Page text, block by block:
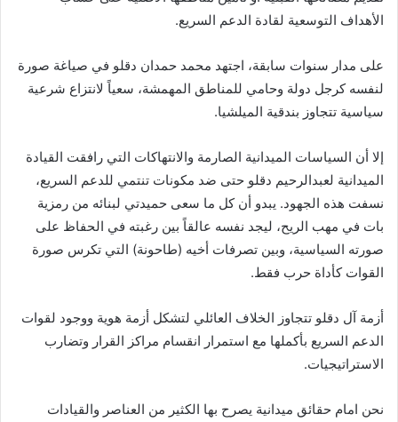
الأهداف التوسعية لقادة الدعم السريع.
على مدار سنوات سابقة، اجتهد محمد حمدان دقلو في صياغة صورة
لنفسه كرجل دولة وحامي للمناطق المهمشة، سعياً لانتزاع شرعية
سياسية تتجاوز بندقية الميلشيا.
إلا أن السياسات الميدانية الصارمة والانتهاكات التي رافقت القيادة
الميدانية لعبدالرحيم دقلو حتى ضد مكونات تنتمي للدعم السريع،
نسفت هذه الجهود. يبدو أن كل ما سعى حميدتي لبنائه من رمزية
بات في مهب الريح، ليجد نفسه عالقاً بين رغبته في الحفاظ على
صورته السياسية، وبين تصرفات أخيه (طاحونة) التي تكرس صورة
القوات كأداة حرب فقط.
أزمة آل دقلو تتجاوز الخلاف العائلي لتشكل أزمة هوية ووجود لقوات
الدعم السريع بأكملها مع استمرار انقسام مراكز القرار وتضارب
الاستراتيجيات.
نحن امام حقائق ميدانية يصرح بها الكثير من العناصر والقيادات